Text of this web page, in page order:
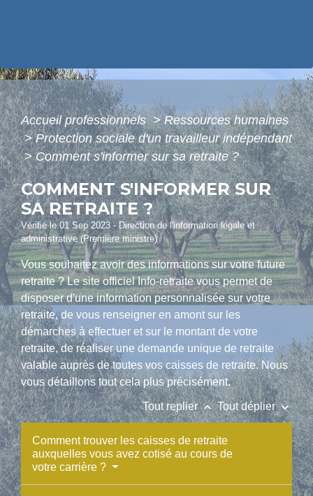
Accueil professionnels> Ressources humaines
> Protection sociale d'un travailleur indépendant
> Comment s'informer sur sa retraite ?
COMMENT S'INFORMER SUR
SA RETRAITE ?
Vérifié le 01 Sep 2023 - Direction de l'information légale et
administrative (Première ministre)
Vous souhaitez avoir des informations sur votre future
retraite ? Le site officiel Info-retraite vous permet de
disposer d'une information personnalisée sur votre
retraite, de vous renseigner en amont sur les
démarches à effectuer et sur le montant de votre
retraite, de réaliser une demande unique de retraite
valable auprès de toutes vos caisses de retraite. Nous
vous détaillons tout cela plus précisément.
Tout replierkeyboard_arrow_up Tout déplierkeyboard_arrow_down
Comment trouver les caisses de retraite
auxquelles vous avez cotisé au cours de
votre carrière ?